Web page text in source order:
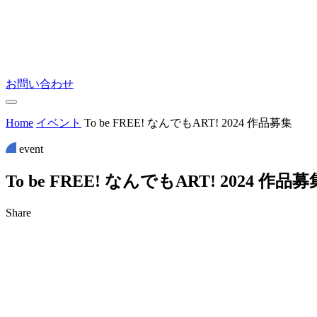
お問い合わせ
Home イベント To be FREE! なんでもART! 2024 作品募集
event
To be FREE! なんでもART! 2024 作品募
Share